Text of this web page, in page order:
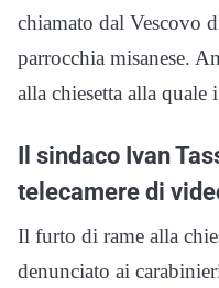
chiamato dal Vescovo
parrocchia misanese.
alla chiesetta alla
Il sindaco Ivan
telecamere di
Il furto di rame alla
denunciato ai